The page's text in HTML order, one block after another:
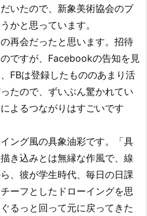
いたので、新象美術協会のブ
かと思っています。
再会だったと思います。招待
ですが、Facebookの告知を見
FBは登録したもののあまり活
たので、ずいぶん驚かれてい
よるつながりはすごいです
ング風の具象油彩です。「具
き込みとは無縁な作風で、線
、彼が学生時代、毎日の日課
ーフとしたドローイングを思
るっと回って元に戻ってきた